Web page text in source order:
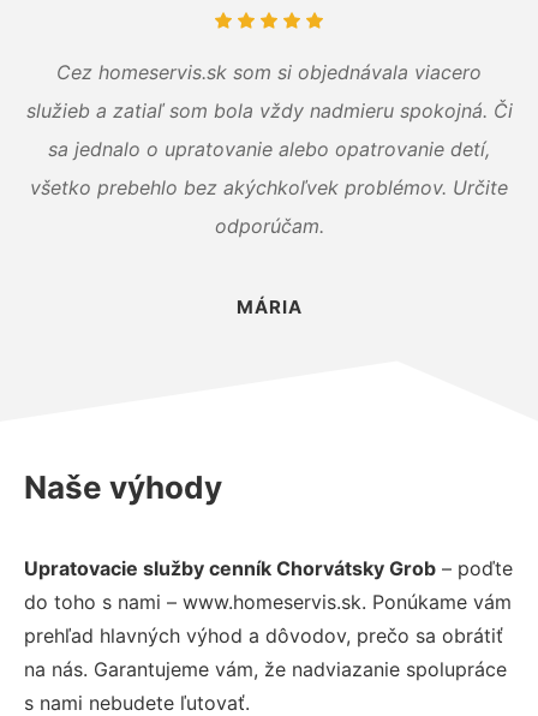
Cez homeservis.sk som si objednávala viacero
služieb a zatiaľ som bola vždy nadmieru spokojná. Či
sa jednalo o upratovanie alebo opatrovanie detí,
všetko prebehlo bez akýchkoľvek problémov. Určite
odporúčam.
MÁRIA
Naše výhody
Upratovacie služby cenník Chorvátsky Grob – poďte
do toho s nami – www.homeservis.sk. Ponúkame vám
prehľad hlavných výhod a dôvodov, prečo sa obrátiť
na nás. Garantujeme vám, že nadviazanie spolupráce
s nami nebudete ľutovať.